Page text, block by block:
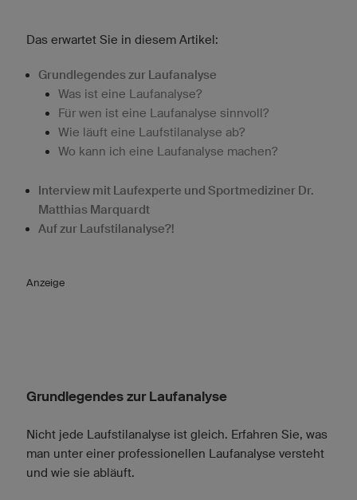
Das erwartet Sie in diesem Artikel:
Grundlegendes zur Laufanalyse
Was ist eine Laufanalyse?
Für wen ist eine Laufanalyse sinnvoll?
Wie läuft eine Laufstilanalyse ab?
Wo kann ich eine Laufanalyse machen?
Interview mit Laufexperte und Sportmediziner Dr.
Matthias Marquardt
Auf zur Laufstilanalyse?!
Anzeige
Grundlegendes zur Laufanalyse
Nicht jede Laufstilanalyse ist gleich. Erfahren Sie, was
man unter einer professionellen Laufanalyse versteht
und wie sie abläuft.